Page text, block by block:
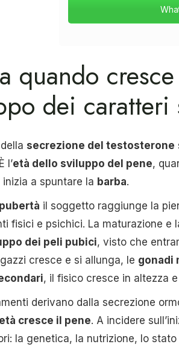
quando
dei caratteri
secrezione del testosterone
l’età dello sviluppo del pene,
a spuntare la barba.
pubertà il soggetto raggiunge la
fisici e psichici. La maturazione e
dei peli pubici, visto che
cresce e si allunga, le gonadi
, il fisico cresce in altezza
derivano dalla secrezione
cresce il pene. A incidere
la genetica, la nutrizione, lo